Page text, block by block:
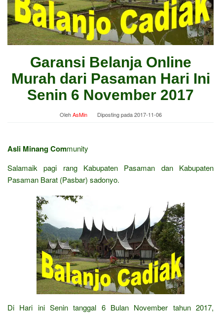
Garansi Belanja Online
Murah dari Pasaman Hari Ini
Senin 6 November 2017
OlehAsMin Diposting pada2017-11-06
Asli Minang Community
Salamaik pagi rang Kabupaten Pasaman dan Kabupaten
Pasaman Barat (Pasbar) sadonyo.
Di Hari ini Senin tanggal 6 Bulan November tahun 2017,